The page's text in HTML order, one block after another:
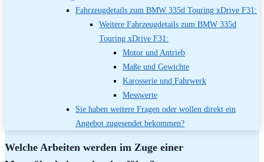
Fahrzeugdetails zum BMW 335d Touring xDrive F31:
Weitere Fahrzeugdetails zum BMW 335d
Touring xDrive F31:
Motor und Antrieb
Maße und Gewichte
Karosserie und Fahrwerk
Messwerte
Sie haben weitere Fragen oder wollen direkt ein
Angebot zugesendet bekommen?
Welche Arbeiten werden im Zuge einer